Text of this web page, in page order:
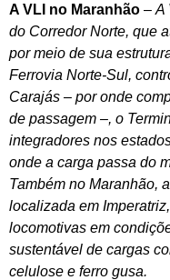
A VLI no Maranhão – A
do Corredor Norte, que
por meio de sua
Ferrovia Norte-Sul,
Carajás – por onde
de passagem –, o
integradores nos
onde a carga passa do
Também no Maranhão,
localizada em
locomotivas em
sustentável de cargas
celulose e ferro gusa.